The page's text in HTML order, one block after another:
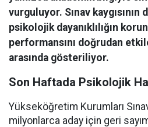
vurguluyor. Sınav
psikolojik dayanıklılığın
performansını doğrudan
arasında gösteriliyor.
Son Haftada Psikolojik
Yükseköğretim Kurumları
milyonlarca aday için geri